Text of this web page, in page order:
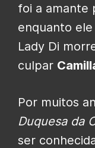
foi a amante
enquanto
Lady Di
culpar
Por muitos
Duquesa da
ser